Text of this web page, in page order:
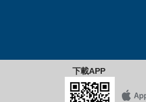
下載APP